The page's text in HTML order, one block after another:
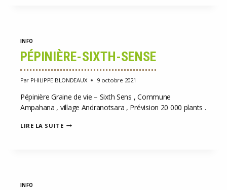
INFO
PÉPINIÈRE-SIXTH-SENSE
Par PHILIPPE BLONDEAUX 9 octobre 2021
Pépinière Graine de vie – Sixth Sens , Commune
Ampahana , village Andranotsara , Prévision 20 000 plants .
LIRE LA SUITEPÉPINIÈRE-
INFO